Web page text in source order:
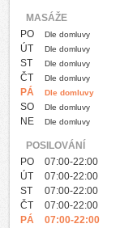
MASÁŽE
PO
Dle domluvy
ÚT Dle domluvy
ST Dle domluvy
ČT Dle domluvy
PÁ Dle domluvy
SO Dle domluvy
NE Dle domluvy
POSILOVÁNÍ
PO
07:00-22:00
ÚT
07:00-22:00
ST
07:00-22:00
ČT
07:00-22:00
PÁ
07:00-22:00